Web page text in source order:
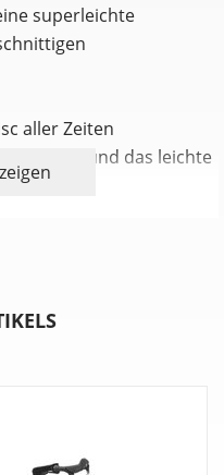
superleichte
aller Zeiten
und das leichte
OCLV Carbon
für herausfordernde
wurde die
für noch mehr Speed